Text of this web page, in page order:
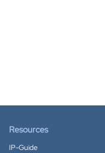
Resources
IP-Guide